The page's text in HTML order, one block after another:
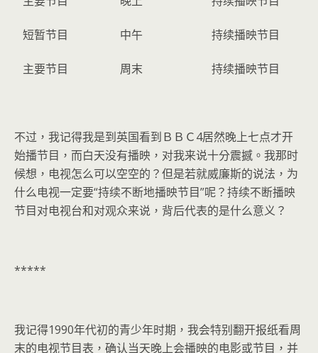
短暂节目 中午 持续播映节目
主要节目 周末 持续播映节目
不过，我记得我是到英国看到ＢＢＣ4居然晚上七点才开
始播节目，而白天没有播映，对我来说十分震撼。我那时
候想，电视怎么可以空空的？但是若就威廉斯的说法，为
什么电视一定要“持续不断地播映节目”呢？持续不断播映
节目对电视台和对观众来说，背后代表的是什么意义？
*****
我记得1990年代初的青少年时期，我会特别翻开报纸看周
末的电视节目表，确认当天晚上会播映的电影或节目，并